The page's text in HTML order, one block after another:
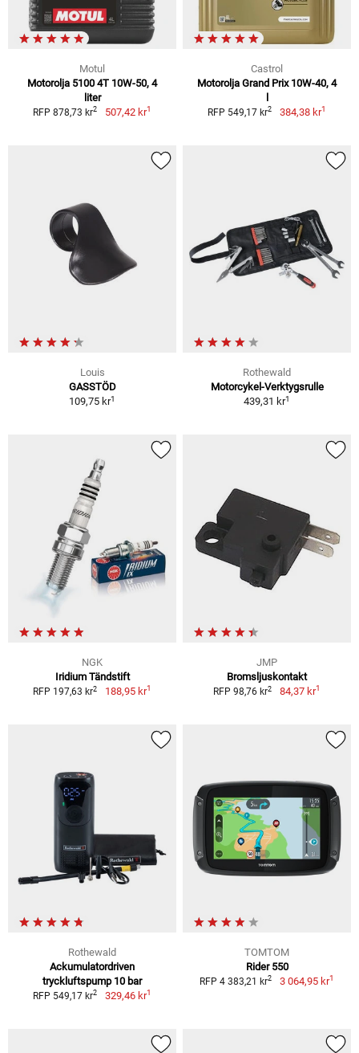
Motul
Motorolja 5100 4T 10W-50, 4
liter
RFP 878,73 kr2 507,42 kr1
Castrol
Motorolja Grand Prix 10W-40, 4
l
RFP 549,17 kr2 384,38 kr1
Louis
GASSTÖD
109,75 kr1
Rothewald
Motorcykel-Verktygsrulle
439,31 kr1
NGK
Iridium Tändstift
RFP 197,63 kr2 188,95 kr1
JMP
Bromsljuskontakt
RFP 98,76 kr2 84,37 kr1
Rothewald
Ackumulatordriven
tryckluftspump 10 bar
RFP 549,17 kr2 329,46 kr1
TOMTOM
Rider 550
RFP 4 383,21 kr2 3 064,95 kr1